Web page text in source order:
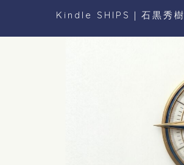
Kindle SHIPS｜石黒秀樹